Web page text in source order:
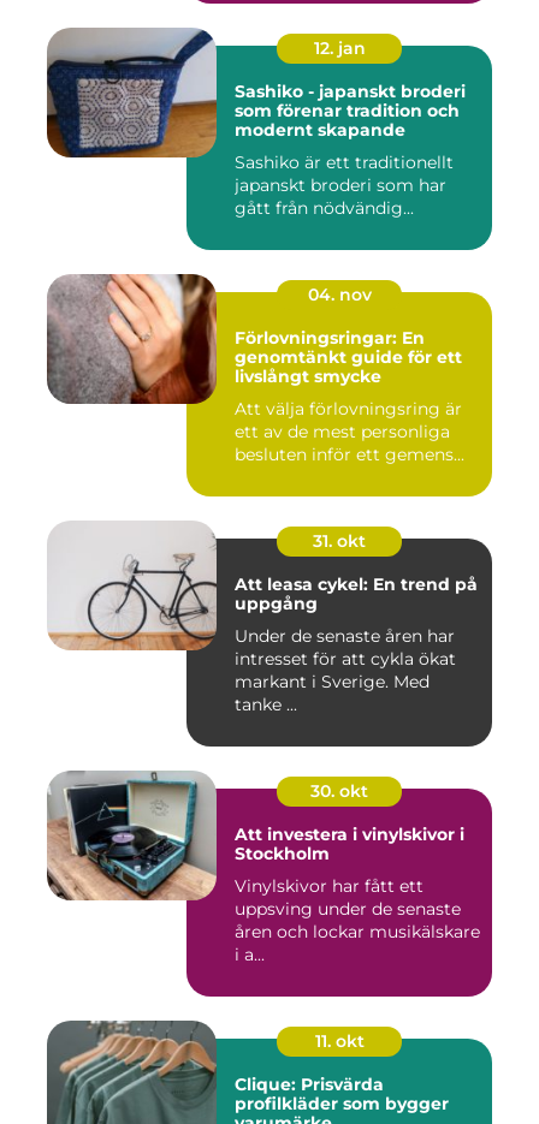
12. jan
Sashiko - japanskt broderi
som förenar tradition och
modernt skapande
Sashiko är ett traditionellt
japanskt broderi som har
gått från nödvändig...
04. nov
Förlovningsringar: En
genomtänkt guide för ett
livslångt smycke
Att välja förlovningsring är
ett av de mest personliga
besluten inför ett gemens...
31. okt
Att leasa cykel: En trend på
uppgång
Under de senaste åren har
intresset för att cykla ökat
markant i Sverige. Med
tanke ...
30. okt
Att investera i vinylskivor i
Stockholm
Vinylskivor har fått ett
uppsving under de senaste
åren och lockar musikälskare
i a...
11. okt
Clique: Prisvärda
profilkläder som bygger